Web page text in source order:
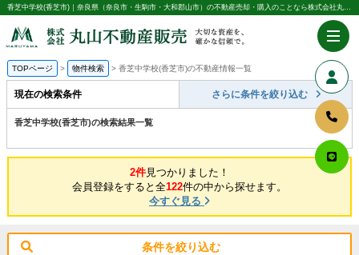
香芝中学校(香芝市)｜奈良県（奈良市・生駒市・大和郡山市）の不動産売却・購入のことなら株式会社丸山不動産販売
TOPページ 物件検索 香芝中学校(香芝市)の不動産情報一覧
現在の検索条件 さらに条件を絞り込む
香芝中学校(香芝市)の検索結果一覧
2件見つかりました！
会員登録をすると全122件の中から探せます。
今すぐ見る
条件を絞り込む